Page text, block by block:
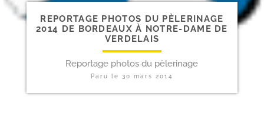
REPORTAGE PHOTOS DU PÈLERINAGE
2014 DE BORDEAUX À NOTRE-​DAME DE
VERDELAIS
Reportage photos du pèlerinage
Paru le 30 mars 2014